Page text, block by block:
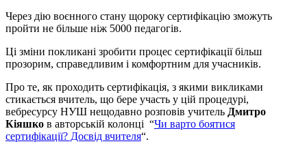
Через дію воєнного стану щороку сертифікацію зможуть
пройти не більше ніж 5000 педагогів.
Ці зміни покликані зробити процес сертифікації більш
прозорим, справедливим і комфортним для учасників.
Про те, як проходить сертифікація, з якими викликами
стикається вчитель, що бере участь у цій процедурі,
вебресурсу НУШ нещодавно розповів учитель Дмитро
Кіяшко в авторській колонці “Чи варто боятися
сертифікації? Досвід вчителя“.